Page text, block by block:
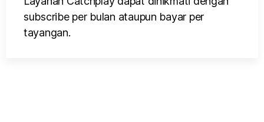
subscribe per bulan ataupun bayar per
tayangan.